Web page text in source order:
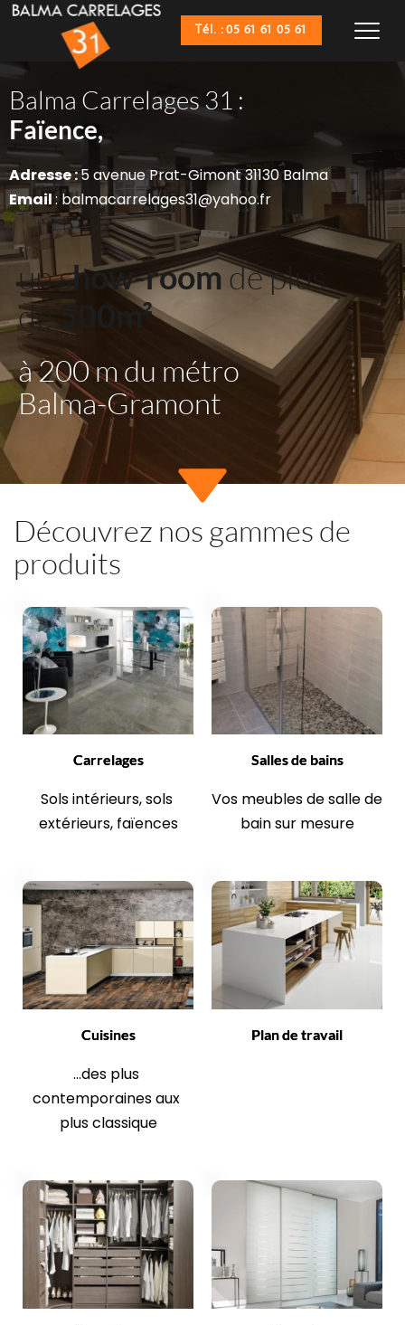
Tél. : 05 61 61 05 61
Balma Carrelages 31 :
Faïence,
Sanitaires,
Adresse : 5 avenue Prat-Gimont 31130 Balma
Email : balmacarrelages31@yahoo.fr
un show-room de plus
de 500m²
à 200 m du métro
Balma-Gramont
Découvrez nos gammes de
produits
Carrelages
Sols intérieurs, sols
extérieurs, faïences
Salles de bains
Vos meubles de salle de
bain sur mesure
Cuisines
...des plus
contemporaines aux
plus classique
Plan de travail